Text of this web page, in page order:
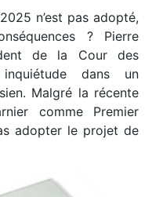
n’est pas adopté,
? Pierre
de la Cour des
dans un
Malgré la récente
comme Premier
adopter le projet de